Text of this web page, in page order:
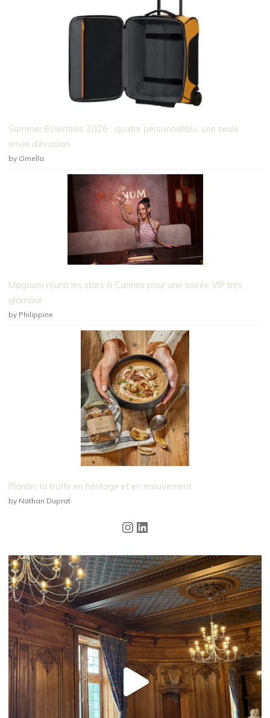
Summer Essentials 2026 : quatre personnalités, une seule
envie d’évasion
by Ornella
Magnum réunit les stars à Cannes pour une soirée VIP très
glamour
by Philippine
Plantin, la truffe en héritage et en mouvement
by Nathan Duprat
Instagram
LinkedIn